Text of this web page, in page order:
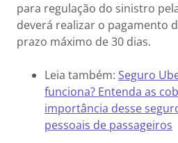
para regulação do sinistro
deverá realizar o pagamento
prazo máximo de 30 dias.
Leia também: Seguro
funciona? Entenda as
importância desse
pessoais de passageiros